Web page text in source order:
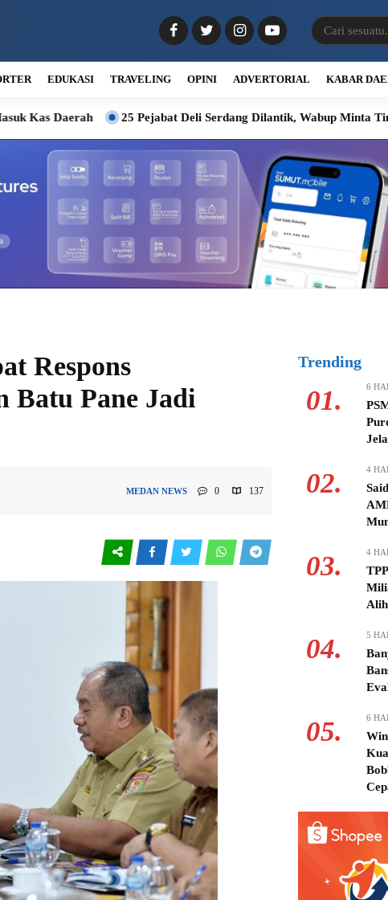
EDUKASI TRAVELING OPINI ADVERTORIAL KABAR
25 Pejabat Deli Serdang Dilantik, Wabup Minta Tinggalkan Pola
Respons
Batu Pane Jadi
MEDAN NEWS 0 137
Trending
01. 6
02. 4
03. 4
04. 5
05. 6